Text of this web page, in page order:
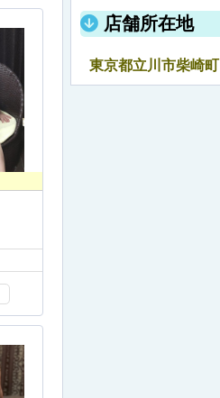
店舗所在地
東京都立川市柴崎町